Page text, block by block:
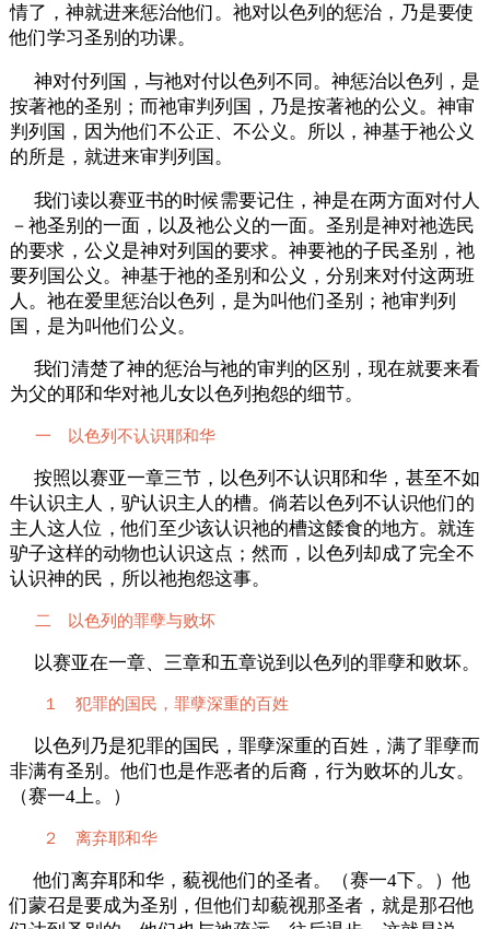
情了，神就进来惩治他们。祂对以色列的惩治，乃是要使
他们学习圣别的功课。
神对付列国，与祂对付以色列不同。神惩治以色列，是
按著祂的圣别；而祂审判列国，乃是按著祂的公义。神审
判列国，因为他们不公正、不公义。所以，神基于祂公义
的所是，就进来审判列国。
我们读以赛亚书的时候需要记住，神是在两方面对付人
－祂圣别的一面，以及祂公义的一面。圣别是神对祂选民
的要求，公义是神对列国的要求。神要祂的子民圣别，祂
要列国公义。神基于祂的圣别和公义，分别来对付这两班
人。祂在爱里惩治以色列，是为叫他们圣别；祂审判列
国，是为叫他们公义。
我们清楚了神的惩治与祂的审判的区别，现在就要来看
为父的耶和华对祂儿女以色列抱怨的细节。
一 以色列不认识耶和华
按照以赛亚一章三节，以色列不认识耶和华，甚至不如
牛认识主人，驴认识主人的槽。倘若以色列不认识他们的
主人这人位，他们至少该认识祂的槽这餧食的地方。就连
驴子这样的动物也认识这点；然而，以色列却成了完全不
认识神的民，所以祂抱怨这事。
二 以色列的罪孽与败坏
以赛亚在一章、三章和五章说到以色列的罪孽和败坏。
１ 犯罪的国民，罪孽深重的百姓
以色列乃是犯罪的国民，罪孽深重的百姓，满了罪孽而
非满有圣别。他们也是作恶者的后裔，行为败坏的儿女。
（赛一4上。）
２ 离弃耶和华
他们离弃耶和华，藐视他们的圣者。（赛一4下。）他
们蒙召是要成为圣别，但他们却藐视那圣者，就是那召他